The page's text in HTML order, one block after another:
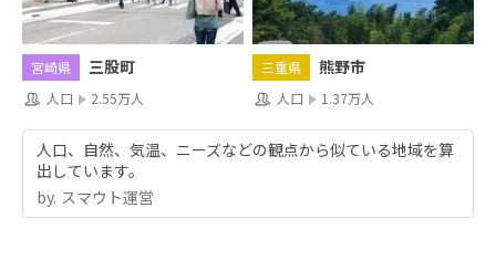
宮崎県 三股町
人口 2.55万人
三重県 熊野市
人口 1.37万人
人口、自然、気温、ニーズなどの観点から似ている地域を算
出しています。
by.︎ スマウト運営